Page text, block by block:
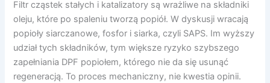
Filtr cząstek stałych i katalizatory są wrażliwe na składniki
oleju, które po spaleniu tworzą popiół. W dyskusji wracają
popioły siarczanowe, fosfor i siarka, czyli SAPS. Im wyższy
udział tych składników, tym większe ryzyko szybszego
zapełniania DPF popiołem, którego nie da się usunąć
regeneracją. To proces mechaniczny, nie kwestia opinii.